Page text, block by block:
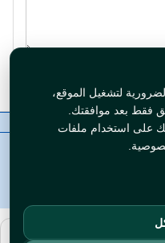
لتشغيل الموقع،
فقط بعد موافقتك.
على استخدام ملفات
سياسات
ال WhatsApp
Tawfeer
متاحة فقط للحساباتالمسجّلة